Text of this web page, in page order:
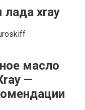
лада xray
масло
—